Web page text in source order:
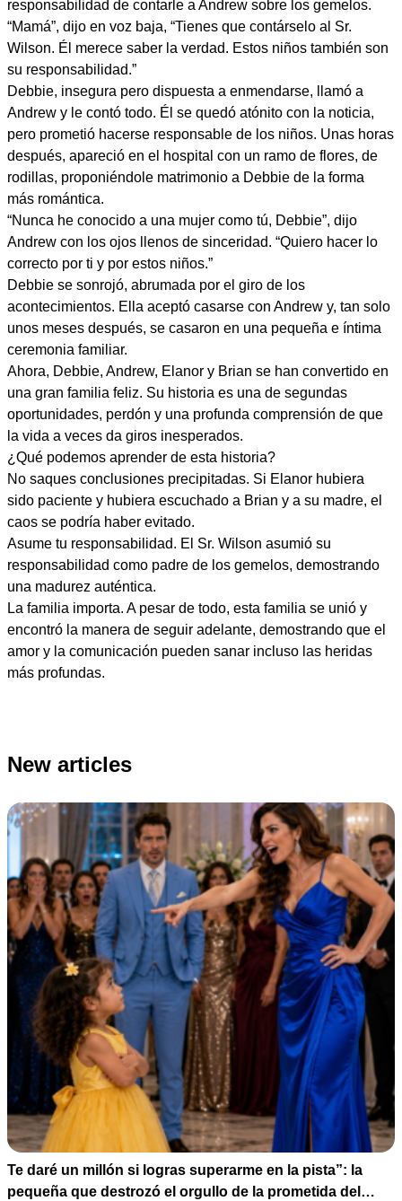
responsabilidad de contarle a Andrew sobre los gemelos.
“Mamá”, dijo en voz baja, “Tienes que contárselo al Sr.
Wilson. Él merece saber la verdad. Estos niños también son
su responsabilidad.”
Debbie, insegura pero dispuesta a enmendarse, llamó a
Andrew y le contó todo. Él se quedó atónito con la noticia,
pero prometió hacerse responsable de los niños. Unas horas
después, apareció en el hospital con un ramo de flores, de
rodillas, proponiéndole matrimonio a Debbie de la forma
más romántica.
“Nunca he conocido a una mujer como tú, Debbie”, dijo
Andrew con los ojos llenos de sinceridad. “Quiero hacer lo
correcto por ti y por estos niños.”
Debbie se sonrojó, abrumada por el giro de los
acontecimientos. Ella aceptó casarse con Andrew y, tan solo
unos meses después, se casaron en una pequeña e íntima
ceremonia familiar.
Ahora, Debbie, Andrew, Elanor y Brian se han convertido en
una gran familia feliz. Su historia es una de segundas
oportunidades, perdón y una profunda comprensión de que
la vida a veces da giros inesperados.
¿Qué podemos aprender de esta historia?
No saques conclusiones precipitadas. Si Elanor hubiera
sido paciente y hubiera escuchado a Brian y a su madre, el
caos se podría haber evitado.
Asume tu responsabilidad. El Sr. Wilson asumió su
responsabilidad como padre de los gemelos, demostrando
una madurez auténtica.
La familia importa. A pesar de todo, esta familia se unió y
encontró la manera de seguir adelante, demostrando que el
amor y la comunicación pueden sanar incluso las heridas
más profundas.
New articles
Te daré un millón si logras superarme en la pista”: la
pequeña que destrozó el orgullo de la prometida del